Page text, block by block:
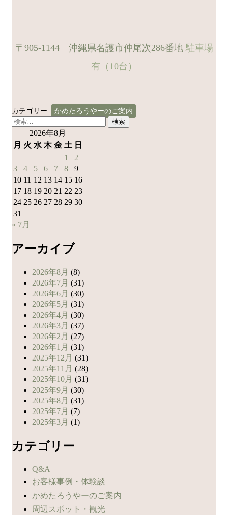
〒905-1144 沖縄県名護市仲尾次286番地駐車場
有（10台）
カテゴリー: かめたろうやーのご案内
検
2026年8月
月 火 水 木 金 土 日
1
2
3
4 5 6 7 8
9
10 11 12 13 14 15 16
17 18 19 20 21 22 23
24 25 26 27 28 29 30
31
« 7月
アーカイブ
2026年8月 (8)
2026年7月 (31)
2026年6月 (30)
2026年5月 (31)
2026年4月 (30)
2026年3月 (37)
2026年2月 (27)
2026年1月 (31)
2025年12月 (31)
2025年11月 (28)
2025年10月 (31)
2025年9月 (30)
2025年8月 (31)
2025年7月 (7)
2025年3月 (1)
カテゴリー
Q&A
お客様事例・体験談
かめたろうやーのご案内
周辺スポット・観光